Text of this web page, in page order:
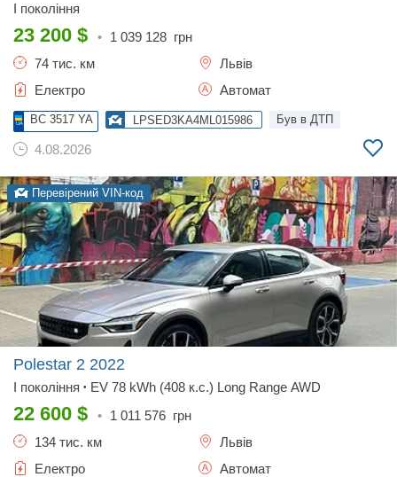
I покоління
23 200 $ • 1 039 128 грн
74 тис. км
Львів
Електро
Автомат
BC 3517 YA LPSED3KA4ML015986 Був в ДТП
4.08.2026
Перевірений VIN-код
Polestar 2 2022
I покоління • EV 78 kWh (408 к.с.) Long Range AWD
22 600 $ • 1 011 576 грн
134 тис. км
Львів
Електро
Автомат